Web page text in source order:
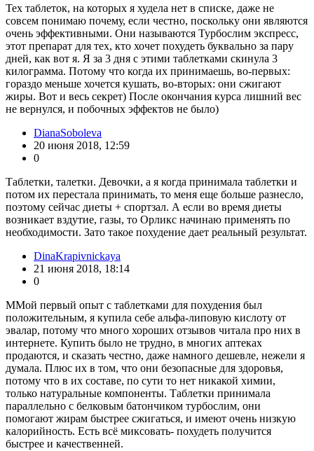
Тех таблеток, на которых я худела нет в списке, даже не
совсем понимаю почему, если честно, поскольку они являются
очень эффективными. Они называются Турбослим экспресс,
этот препарат для тех, кто хочет похудеть буквально за пару
дней, как вот я. Я за 3 дня с этими таблетками скинула 3
килограмма. Потому что когда их принимаешь, во-первых:
гораздо меньше хочется кушать, во-вторых: они сжигают
жиры. Вот и весь секрет) После окончания курса лишний вес
не вернулся, и побочных эффектов не было)
DianaSoboleva
20 июня 2018, 12:59
0
Таблетки, талетки. Девочки, а я когда принимала таблетки и
потом их перестала принимать, то меня еще больше разнесло,
поэтому сейчас диеты + спортзал. А если во время диеты
возникает вздутие, газы, то Орликс начинаю применять по
необходимости. Зато такое похудение дает реальный результат.
DinaKrapivnickaya
21 июня 2018, 18:14
0
ММой первый опыт с таблетками для похудения был
положительным, я купила себе альфа-липовую кислоту от
эвалар, потому что много хороших отзывов читала про них в
интернете. Купить было не трудно, в многих аптеках
продаются, и сказать честно, даже намного дешевле, нежели я
думала. Плюс их в том, что они безопасные для здоровья,
потому что в их составе, по сути то нет никакой химии,
только натуральные компоненты. Таблетки принимала
параллельно с белковым батончиком турбослим, они
помогают жирам быстрее сжигаться, и имеют очень низкую
калорийность. Есть всё миксовать- похудеть получится
быстрее и качественней.